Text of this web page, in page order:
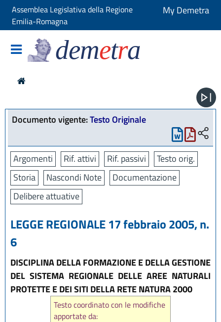
Assemblea Legislativa della Regione
Emilia-Romagna
My Demetra
demetra
Documento vigente:Testo Originale
Argomenti Rif. attivi Rif. passivi
Testo orig.
Storia
Nascondi Note
Documentazione
Delibere attuative
LEGGE REGIONALE 17 febbraio 2005, n.
6
DISCIPLINA DELLA FORMAZIONE E DELLA GESTIONE
DEL SISTEMA REGIONALE DELLE AREE NATURALI
PROTETTE E DEI SITI DELLA RETE NATURA 2000
Testo coordinato con le modifiche
apportate da: